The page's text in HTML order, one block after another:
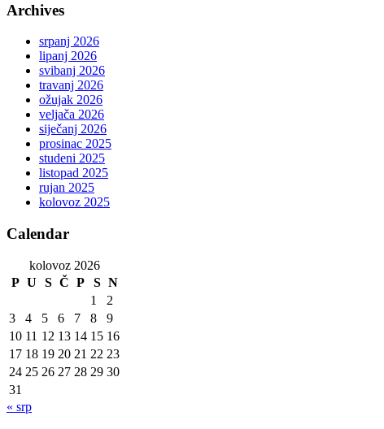
Archives
srpanj 2026
lipanj 2026
svibanj 2026
travanj 2026
ožujak 2026
veljača 2026
siječanj 2026
prosinac 2025
studeni 2025
listopad 2025
rujan 2025
kolovoz 2025
Calendar
kolovoz 2026
P U S Č P S N
1
2
3
4 5 6 7 8
9
10 11 12 13 14 15 16
17 18 19 20 21 22 23
24 25 26 27 28 29 30
31
« srp